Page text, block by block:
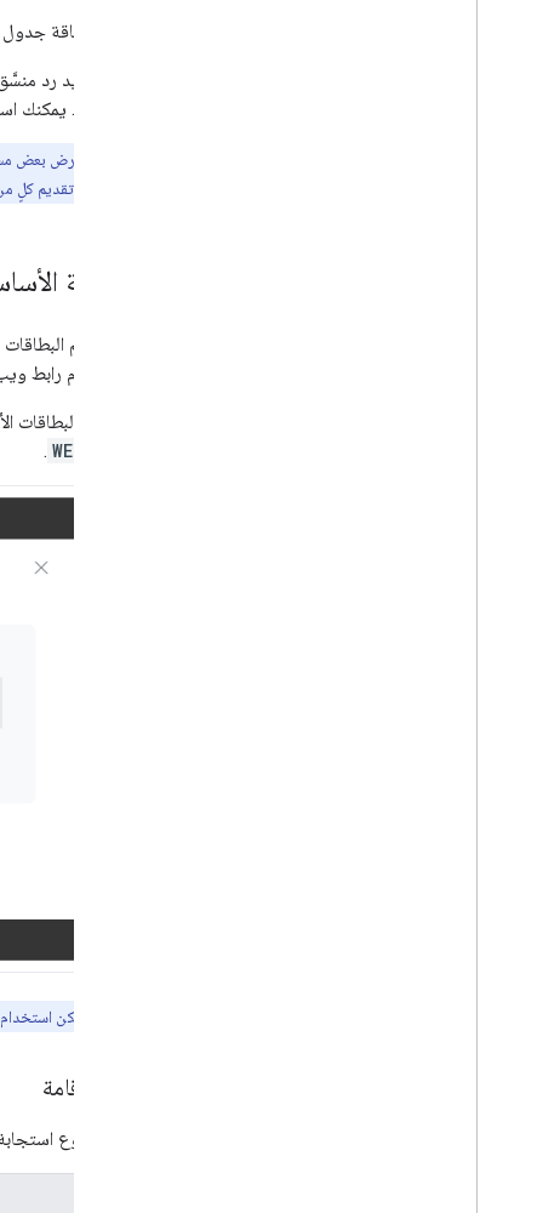
بطاقة جدول
عند تحديد رد
المتوافقة.
لا تعرض بعض
انتظار الطلبات عند تقديم كلٍ
البطاقة
تم تصميم
(باستخدام رابط
استخدِم البطاقات
WEB_LINK
.
لا يمكن
أماكن إقامة
يتضمّن نوع